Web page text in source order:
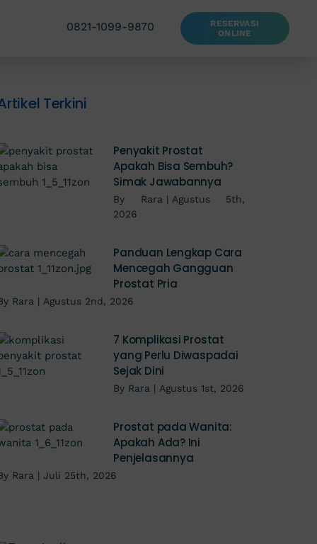
0821-1099-9870
RESERVASI
ONLINE
Terkini
Penyakit Prostat
Apakah Bisa Sembuh?
Simak Jawabannya
By Rara | Agustus 5th,
2026
Panduan Lengkap Cara
Mencegah Gangguan
Prostat Pria
Rara | Agustus 2nd, 2026
7 Komplikasi Prostat
yang Perlu Diwaspadai
Sejak Dini
By Rara | Agustus 1st, 2026
Prostat pada Wanita:
Apakah Ada? Ini
Penjelasannya
Rara | Juli 25th, 2026